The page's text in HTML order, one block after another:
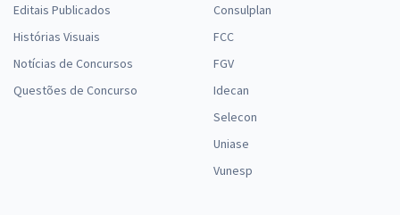
Editais Publicados
Histórias Visuais
Notícias de Concursos
Questões de Concurso
Consulplan
FCC
FGV
Idecan
Selecon
Uniase
Vunesp